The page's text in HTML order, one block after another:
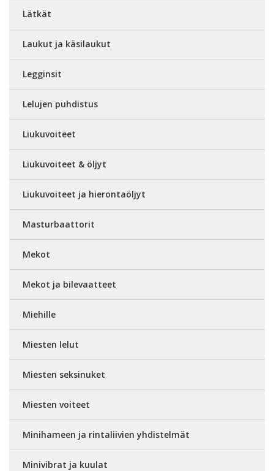
Lätkät
Laukut ja käsilaukut
Legginsit
Lelujen puhdistus
Liukuvoiteet
Liukuvoiteet & öljyt
Liukuvoiteet ja hierontaöljyt
Masturbaattorit
Mekot
Mekot ja bilevaatteet
Miehille
Miesten lelut
Miesten seksinuket
Miesten voiteet
Minihameen ja rintaliivien yhdistelmät
Minivibrat ja kuulat